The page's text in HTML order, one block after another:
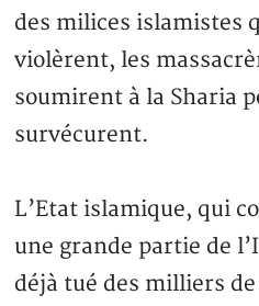
des milices islamistes
violèrent, les
soumirent à la Sharia
survécurent.
L’Etat islamique, qui
une grande partie de
déjà tué des milliers